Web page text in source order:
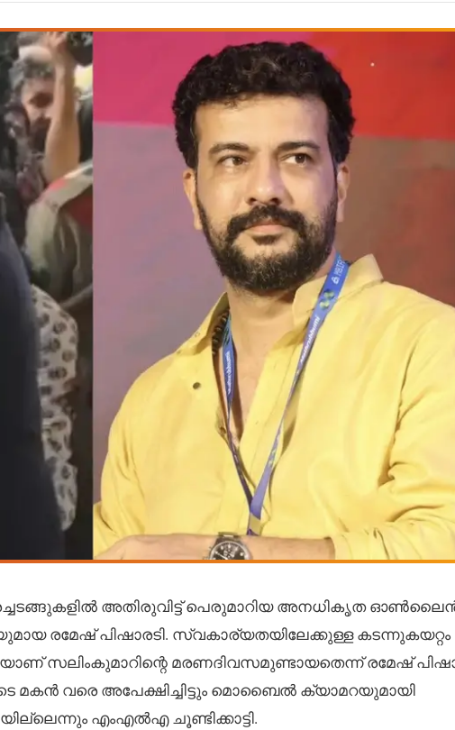
അതിരുവിട്ട് പെരുമാറിയ അനധികൃത
രമേഷ് പിഷാരടി. സ്വകാര്യതയിലേക്കുള്ള കടന്നുകയറ്റം
സലിംകുമാറിന്റെ മരണദിവസമുണ്ടായതെന്ന് രമേഷ്
മകൻ വരെ അപേക്ഷിച്ചിട്ടും മൊബൈൽ ക്യാമറയുമായി
എംഎൽഎ ചൂണ്ടിക്കാട്ടി.